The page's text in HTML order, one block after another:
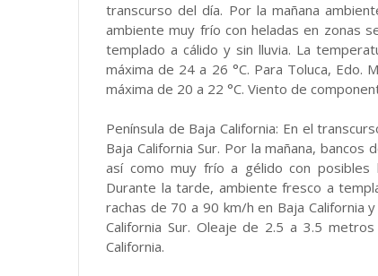
transcurso del día. Por la mañana
ambiente muy frío con heladas en zonas
templado a cálido y sin lluvia. La
máxima de 24 a 26 °C. Para Toluca, Edo.
máxima de 20 a 22 °C. Viento de
Península de Baja California: En el
Baja California Sur. Por la mañana,
así como muy frío a gélido con posibles
Durante la tarde, ambiente fresco a
rachas de 70 a 90 km/h en Baja California
California Sur. Oleaje de 2.5 a 3.5
California.